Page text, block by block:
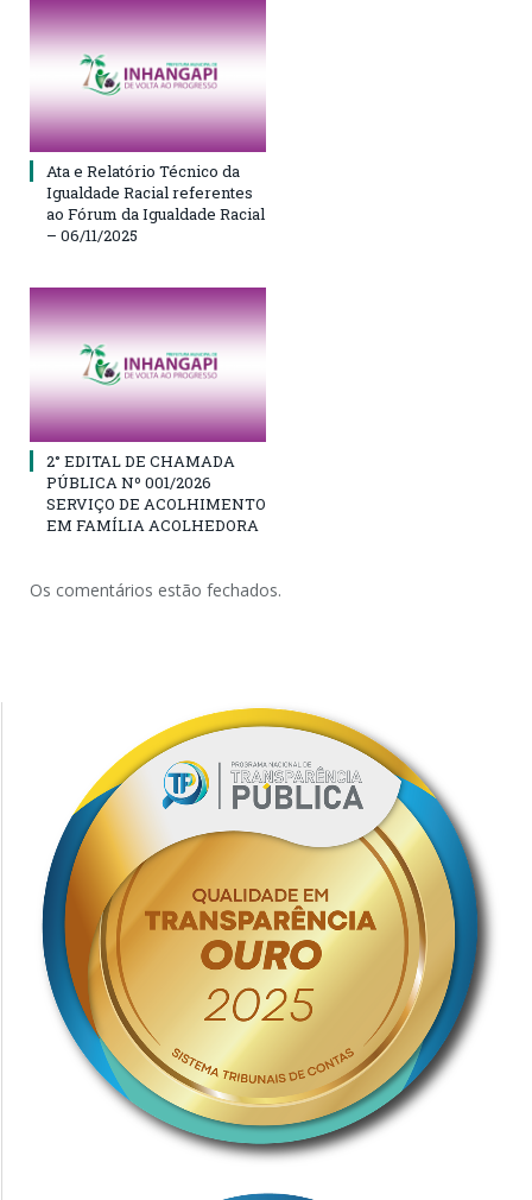
Ata e Relatório Técnico da
Igualdade Racial referentes
ao Fórum da Igualdade Racial
– 06/11/2025
2° EDITAL DE CHAMADA
PÚBLICA Nº 001/2026
SERVIÇO DE ACOLHIMENTO
EM FAMÍLIA ACOLHEDORA
Os comentários estão fechados.